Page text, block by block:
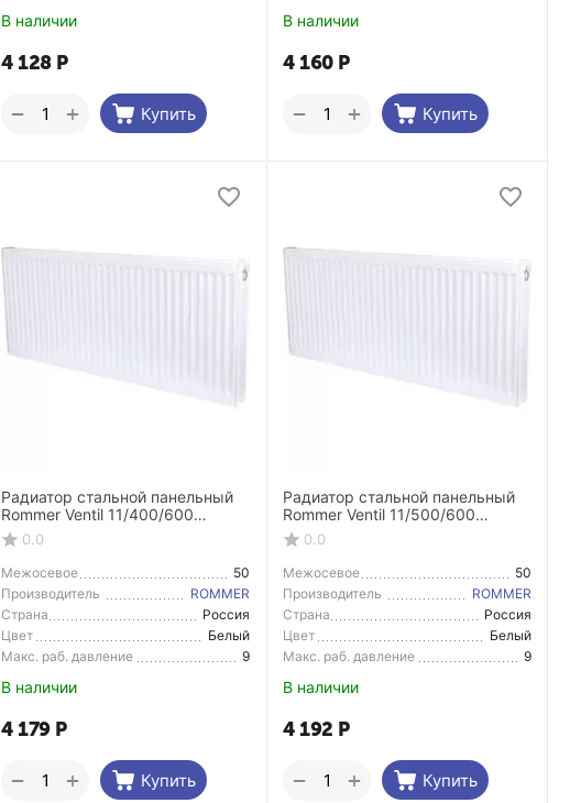
В наличии
4 128 Р
Купить
+
−
В наличии
4 160 Р
Купить
+
−
Радиатор стальной панельный
Rommer Ventil 11/400/600
нижнее правое подключение
0.0
Межосевое
расстояние
50
Производитель
ROMMER
Страна
Производитель
Россия
Цвет
Белый
Макс. раб. давление
9
В наличии
4 179 Р
Купить
+
−
Радиатор стальной панельный
Rommer Ventil 11/500/600
нижнее правое подключение
0.0
Межосевое
расстояние
50
Производитель
ROMMER
Страна
Производитель
Россия
Цвет
Белый
Макс. раб. давление
9
В наличии
4 192 Р
Купить
+
−